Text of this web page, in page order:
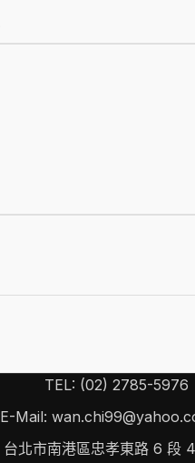
TEL: (02) 2785-5976
E-Mail:
台北市南港區忠孝東路 6 段